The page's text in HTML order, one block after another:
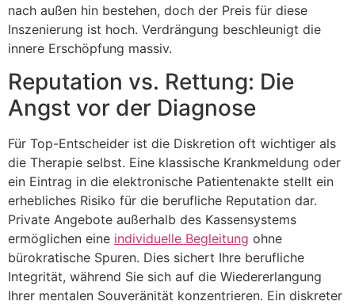
nach außen hin bestehen, doch der Preis für diese
Inszenierung ist hoch. Verdrängung beschleunigt die
innere Erschöpfung massiv.
Reputation vs. Rettung: Die
Angst vor der Diagnose
Für Top-Entscheider ist die Diskretion oft wichtiger als
die Therapie selbst. Eine klassische Krankmeldung oder
ein Eintrag in die elektronische Patientenakte stellt ein
erhebliches Risiko für die berufliche Reputation dar.
Private Angebote außerhalb des Kassensystems
ermöglichen eine individuelle Begleitung ohne
bürokratische Spuren. Dies sichert Ihre berufliche
Integrität, während Sie sich auf die Wiedererlangung
Ihrer mentalen Souveränität konzentrieren. Ein diskreter